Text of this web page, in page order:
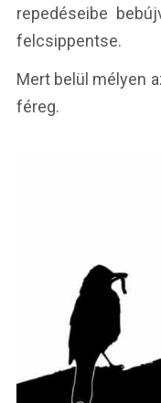
repedéseibe
felcsippentse.
Mert belül mélyen
féreg.